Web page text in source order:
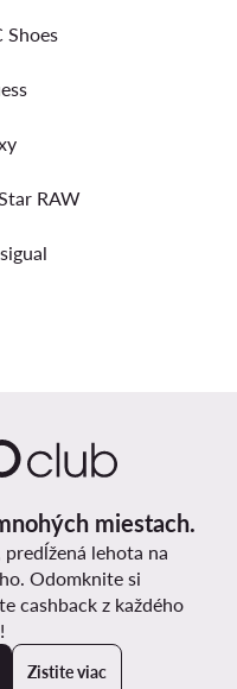
Shoes
RAW
miestach.
lehota na
Odomknite si
cashback z každého
Zistite viac